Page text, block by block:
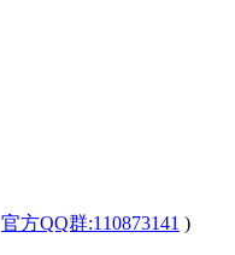
官方QQ群:110873141 )